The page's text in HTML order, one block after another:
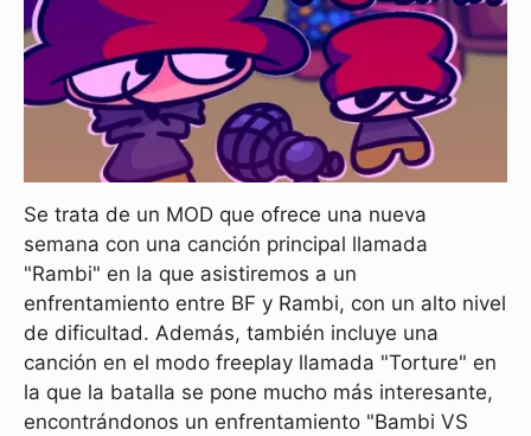
Se trata de un MOD que ofrece una nueva
semana con una canción principal llamada
"Rambi" en la que asistiremos a un
enfrentamiento entre BF y Rambi, con un alto nivel
de dificultad. Además, también incluye una
canción en el modo freeplay llamada "Torture" en
la que la batalla se pone mucho más interesante,
encontrándonos un enfrentamiento "Bambi VS